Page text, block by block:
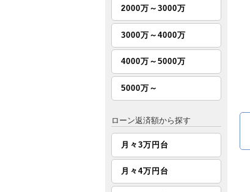
2000万～3000万
3000万～4000万
4000万～5000万
5000万～
ローン返済額から探す
月々3万円台
月々4万円台